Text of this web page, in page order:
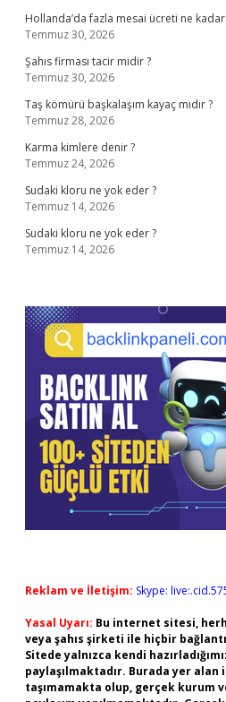
Hollanda’da fazla mesai ücreti ne kadar
Temmuz 30, 2026
Şahıs firması tacir midir ?
Temmuz 30, 2026
Taş kömürü başkalaşım kayaç mıdır ?
Temmuz 28, 2026
Karma kimlere denir ?
Temmuz 24, 2026
Sudaki kloru ne yok eder ?
Temmuz 14, 2026
Sudaki kloru ne yok eder ?
Temmuz 14, 2026
Reklam ve İletişim: Skype:
Yasal Uyarı: Bu internet sitesi,
veya şahıs şirketi ile hiçbir
Sitede yalnızca kendi
paylaşılmaktadır. Burada yer
taşımamakta olup, gerçek kurum